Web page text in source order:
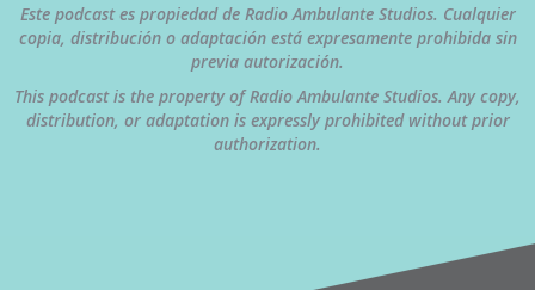
Este podcast es propiedad de Radio Ambulante Studios. Cualquier
copia, distribución o adaptación está expresamente prohibida sin
previa autorización.
This podcast is the property of Radio Ambulante Studios. Any copy,
distribution, or adaptation is expressly prohibited without prior
authorization.